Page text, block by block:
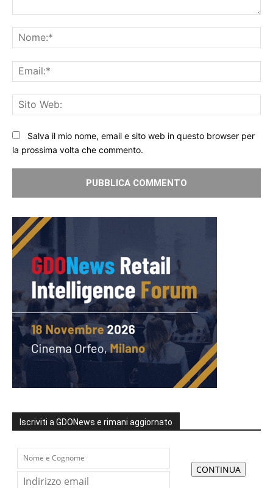
Salva il mio nome, email e sito web in questo browser per
la prossima volta che commento.
Iscriviti a GDONews e rimani aggiornato